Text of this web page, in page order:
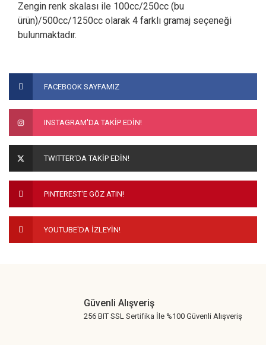
Zengin renk skalası ile 100cc/250cc (bu
ürün)/500cc/1250cc olarak 4 farklı gramaj seçeneği
bulunmaktadır.
Bu ürüne ilk yorumu siz yapın!
Yorum Yaz
kullanarak tarafımıza iletebilirsiniz.
Görüş ve önerileriniz için teşekkür ederiz.
Ürün açıklamasında eksik bilgiler bulunuyor.
Ürün fiyatı diğer sitelerden daha pahalı.
Bu ürüne benzer farklı alternatifler olmalı.
FACEBOOK SAYFAMIZ
INSTAGRAM'DA TAKİP EDİN!
TWITTER'DA TAKİP EDİN!
PINTEREST'E GÖZ ATIN!
YOUTUBE'DA İZLEYİN!
Güvenli Alışveriş
256 BIT SSL Sertifika İle %100 Güvenli Alışveriş